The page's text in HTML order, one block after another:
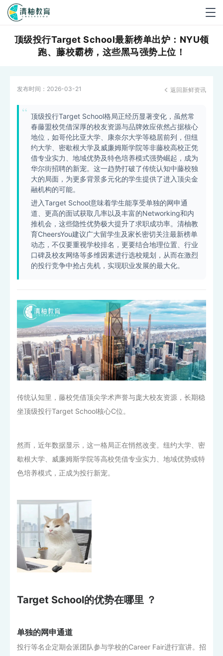
顶级投行Target School最新榜单出炉：NYU领
跑、藤校霸榜，这些黑马强势上位！
发布时间： 2026-03-21  返回新鲜资讯
顶级投行Target School格局正经历显著变化，虽然常
春藤盟校凭借深厚的校友资源与品牌效应依然占据核心
地位，如哥伦比亚大学、康奈尔大学等稳居前列，但纽
约大学、密歇根大学及威廉姆斯学院等非藤校高校正凭
借专业实力、地域优势及特色培养模式强势崛起，成为
华尔街招聘的新宠。这一趋势打破了传统认知中藤校独
大的局面，为更多背景多元化的学生提供了进入顶尖金
融机构的可能。
进入Target School意味着学生能享受单独的网申通
道、更高的面试获取几率以及丰富的Networking和内
推机会，这些隐性优势极大提升了求职成功率。清柚教
育CheersYou建议广大留学生及家长密切关注最新榜单
动态，不仅要重视学校排名，更要结合地理位置、行业
口碑及校友网络等多维因素进行选校规划，从而在激烈
的投行竞争中抢占先机，实现职业发展的最大化。
传统认知里，藤校凭借顶尖学术声誉与庞大校友资源，长期稳
坐顶级投行Target School核心C位。
然而，近年数据显示，这一格局正在悄然改变。纽约大学、密
歇根大学、威廉姆斯学院等高校凭借专业实力、地域优势或特
色培养模式，正成为投行新宠。
Target School的优势在哪里 ？
单独的网申通道
投行等名企定期会派团队参与学校的Career Fair进行宣讲。招